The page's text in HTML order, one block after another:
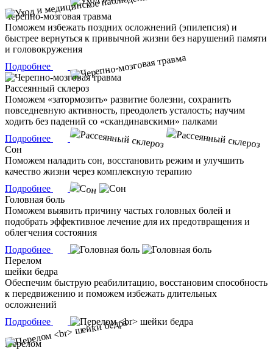
Черепно-мозговая травма
Поможем избежать поздних осложнений (эпилепсия) и
быстрее вернуться к привычной жизни без нарушений памяти
и головокружения
Подробнее
Рассеянный склероз
Поможем «затормозить» развитие болезни, сохранить
повседневную активность, преодолеть усталость; научим
ходить без падений со «скандинавскими» палками
Подробнее
Сон
Поможем наладить сон, восстановить режим и улучшить
качество жизни через комплексную терапию
Подробнее
Головная боль
Поможем выявить причину частых головных болей и
подобрать эффективное лечение для их предотвращения и
облегчения состояния
Подробнее
Перелом
шейки бедра
Обеспечим быструю реабилитацию, восстановим способность
к передвижению и поможем избежать длительных
осложнений
Подробнее
Перелом